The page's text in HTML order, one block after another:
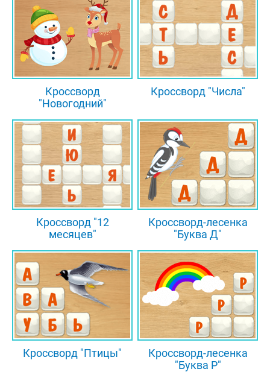
Кроссворд
"Новогодний"
Кроссворд "Числа"
Кроссворд "12
месяцев"
Кроссворд-лесенка
"Буква Д"
Кроссворд "Птицы"
Кроссворд-лесенка
"Буква Р"